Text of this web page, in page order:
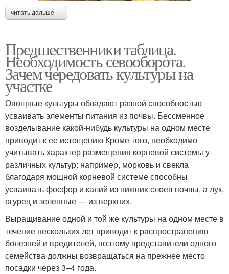
читать дальше →
Предшественники таблица.
Необходимость севооборота.
Зачем чередовать культуры на
участке
Овощные культуры обладают разной способностью
усваивать элементы питания из почвы. Бессменное
возделывание какой-нибудь культуры на одном месте
приводит к ее истощению Кроме того, необходимо
учитывать характер размещения корневой системы у
различных культур: например, морковь и свекла
благодаря мощной корневой системе способны
усваивать фосфор и калий из нижних слоев почвы, а лук,
огурец и зеленные — из верхних.
Выращивание одной и той же культуры на одном месте в
течение нескольких лет приводит к распространению
болезней и вредителей, поэтому представители одного
семейства должны возвращаться на прежнее место
посадки через 3–4 года.